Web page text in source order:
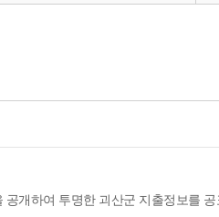
개하여 투명한 괴산군 지출정보를